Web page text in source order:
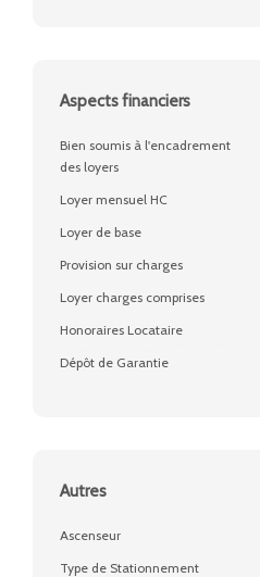
Aspects financiers
Bien soumis à l'encadrement
des loyers
Loyer mensuel HC
Loyer de base
Provision sur charges
Loyer charges comprises
Honoraires Locataire
Dépôt de Garantie
Autres
Ascenseur
Type de Stationnement